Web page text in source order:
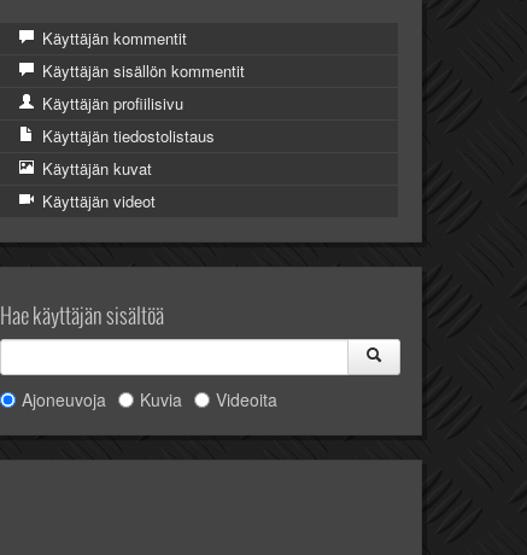
Käyttäjän kommentit
Käyttäjän sisällön kommentit
Käyttäjän profiilisivu
Käyttäjän tiedostolistaus
Käyttäjän kuvat
Käyttäjän videot
Hae käyttäjän sisältöä
Ajoneuvoja Kuvia Videoita